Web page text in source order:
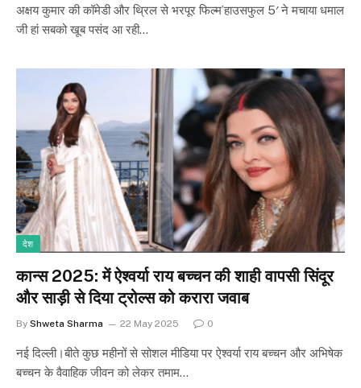
अक्षय कुमार की कॉमेडी और थ्रिल से भरपूर फिल्म’हाउसफुल 5′ ने मचाया धमाल
जी हां सबको खूब पसंद आ रही…
देश
कान्स 2025: में ऐश्वर्या राय बच्चन की शाही वापसी सिंदूर
और साड़ी से दिया ट्रोल्स को करारा जवाब
By Shweta Sharma 22 May 2025 0
नई दिल्ली।बीते कुछ महीनों से सोशल मीडिया पर ऐश्वर्या राय बच्चन और अभिषेक
बच्चन के वैवाहिक जीवन को लेकर तमाम…